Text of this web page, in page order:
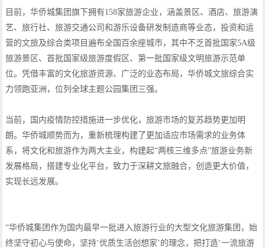
目前，华侨城集团旗下拥有158家旅游企业，涵盖景区、酒店、旅游演
艺、旅行社、旅游交通公司和游乐设备研发制造商等业态，投资和运
营的文旅及综合类项目遍布全国百余座城市，其中不乏首批国家5A级
旅游景区、首批国家级旅游度假区、第一批国家级文明旅游示范单
位。凭借丰富的文化旅游资源、广泛的业态布局，华侨城文旅综合实
力领跑亚洲，位列全球主题公园集团三强。
当前，国内疫情防控措施进一步优化，旅游市场的复苏趋势更加明
朗。华侨城顺势而为，重新梳理构建了更加适应市场需求的业务体
系，将文化和旅游作为两大主业，构建起“两核三维多点”旅游业务新
发展格局，搭建专业化平台，致力于深耕文旅融合，创造更大价值，
实现长远发展。
“华侨城集团作为国内最早一批进入旅游行业的大型文化旅游集团，始
终坚守初心与使命，坚持‘优质生活创想家’的理念，把打造‘一流旅游